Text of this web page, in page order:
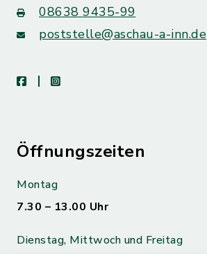
08638 9435-99
poststelle@aschau-a-inn.de
facebookinstagram
Öffnungszeiten
Montag
7.30 – 13.00 Uhr
Dienstag, Mittwoch und Freitag